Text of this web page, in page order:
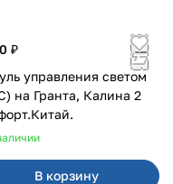
₽
управления светом
Калина 2
В корзину